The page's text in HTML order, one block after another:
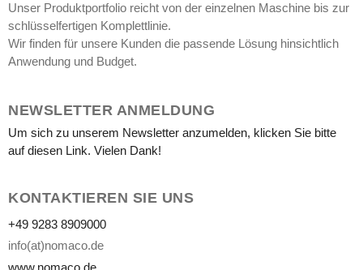
Unser Produktportfolio reicht von der einzelnen Maschine bis zur
schlüsselfertigen Komplettlinie.
Wir finden für unsere Kunden die passende Lösung hinsichtlich
Anwendung und Budget.
NEWSLETTER ANMELDUNG
Um sich zu unserem Newsletter anzumelden, klicken Sie bitte
auf diesen Link. Vielen Dank!
KONTAKTIEREN SIE UNS
+49 9283 8909000
info(at)nomaco.de
www.nomaco.de